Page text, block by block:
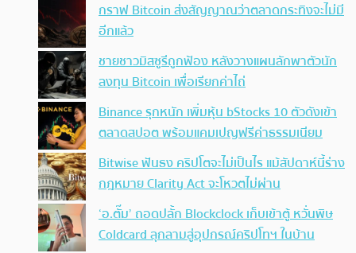
กราฟ Bitcoin ส่งสัญญาณว่าตลาดกระทิงจะไม่มี
อีกแล้ว
ชายชาวมิสซูรีถูกฟ้อง หลังวางแผนลักพาตัวนัก
ลงทุน Bitcoin เพื่อเรียกค่าไถ่
Binance รุกหนัก เพิ่มหุ้น bStocks 10 ตัวดังเข้า
ตลาดสปอต พร้อมแคมเปญฟรีค่าธรรมเนียม
Bitwise ฟันธง คริปโตจะไม่เป็นไร แม้สัปดาห์นี้ร่าง
กฎหมาย Clarity Act จะโหวตไม่ผ่าน
‘อ.ตั๊ม’ ถอดปลั้ก Blockclock เก็บเข้าตู้ หวั่นพิษ
Coldcard ลุกลามสู่อุปกรณ์คริปโทฯ ในบ้าน